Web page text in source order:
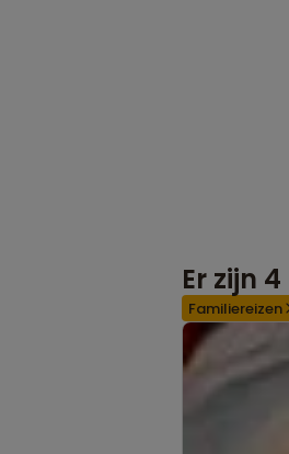
Er zijn 4
Familiereizen